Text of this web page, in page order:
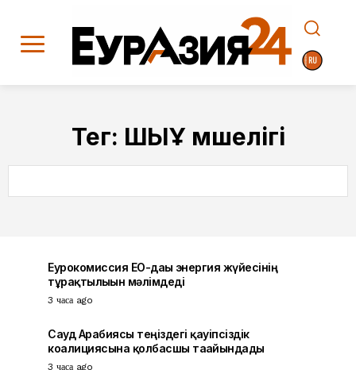
Тег: ШЫҰ мүшелігі
Еурокомиссия ЕО-дағы энергия жүйесінің
тұрақтылығын мәлімдеді
3 часа ago
Сауд Арабиясы теңіздегі қауіпсіздік
коалициясына қолбасшы тағайындады
3 часа ago